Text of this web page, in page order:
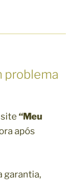
problema
“Meu
após
garantia,